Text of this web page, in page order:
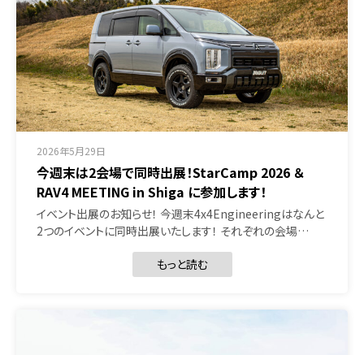
2026年5月29日
今週末は2会場で同時出展！StarCamp 2026 ＆
RAV4 MEETING in Shiga に参加します！
イベント出展のお知らせ！ 今週末4x4Engineeringはなんと
2つのイベントに同時出展いたします！ それぞれの会場…
もっと読む